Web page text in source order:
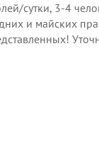
сутки, 3-4
и майских